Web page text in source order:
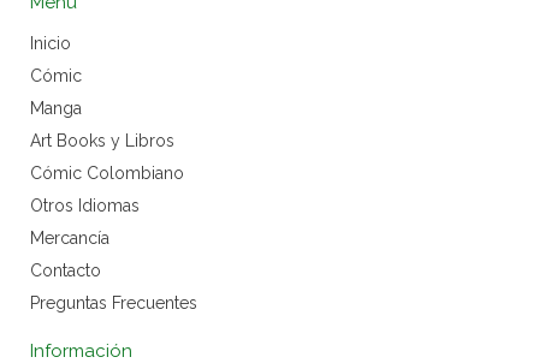
Inicio
Cómic
Manga
Art Books y Libros
Cómic Colombiano
Otros Idiomas
Mercancía
Contacto
Preguntas Frecuentes
Información